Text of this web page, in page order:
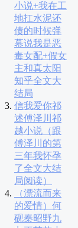
小说+我在工
地扛水泥还
债的时候弹
幕说我是恶
毒女配+假女
主和真太阳
知乎全文大
结局
信我爱你祁
述傅泽川祁
越小说（跟
傅泽川的第
三年我怀孕
了全文大结
局阅读）
（漂流而来
的爱情）何
砚秦昭野九